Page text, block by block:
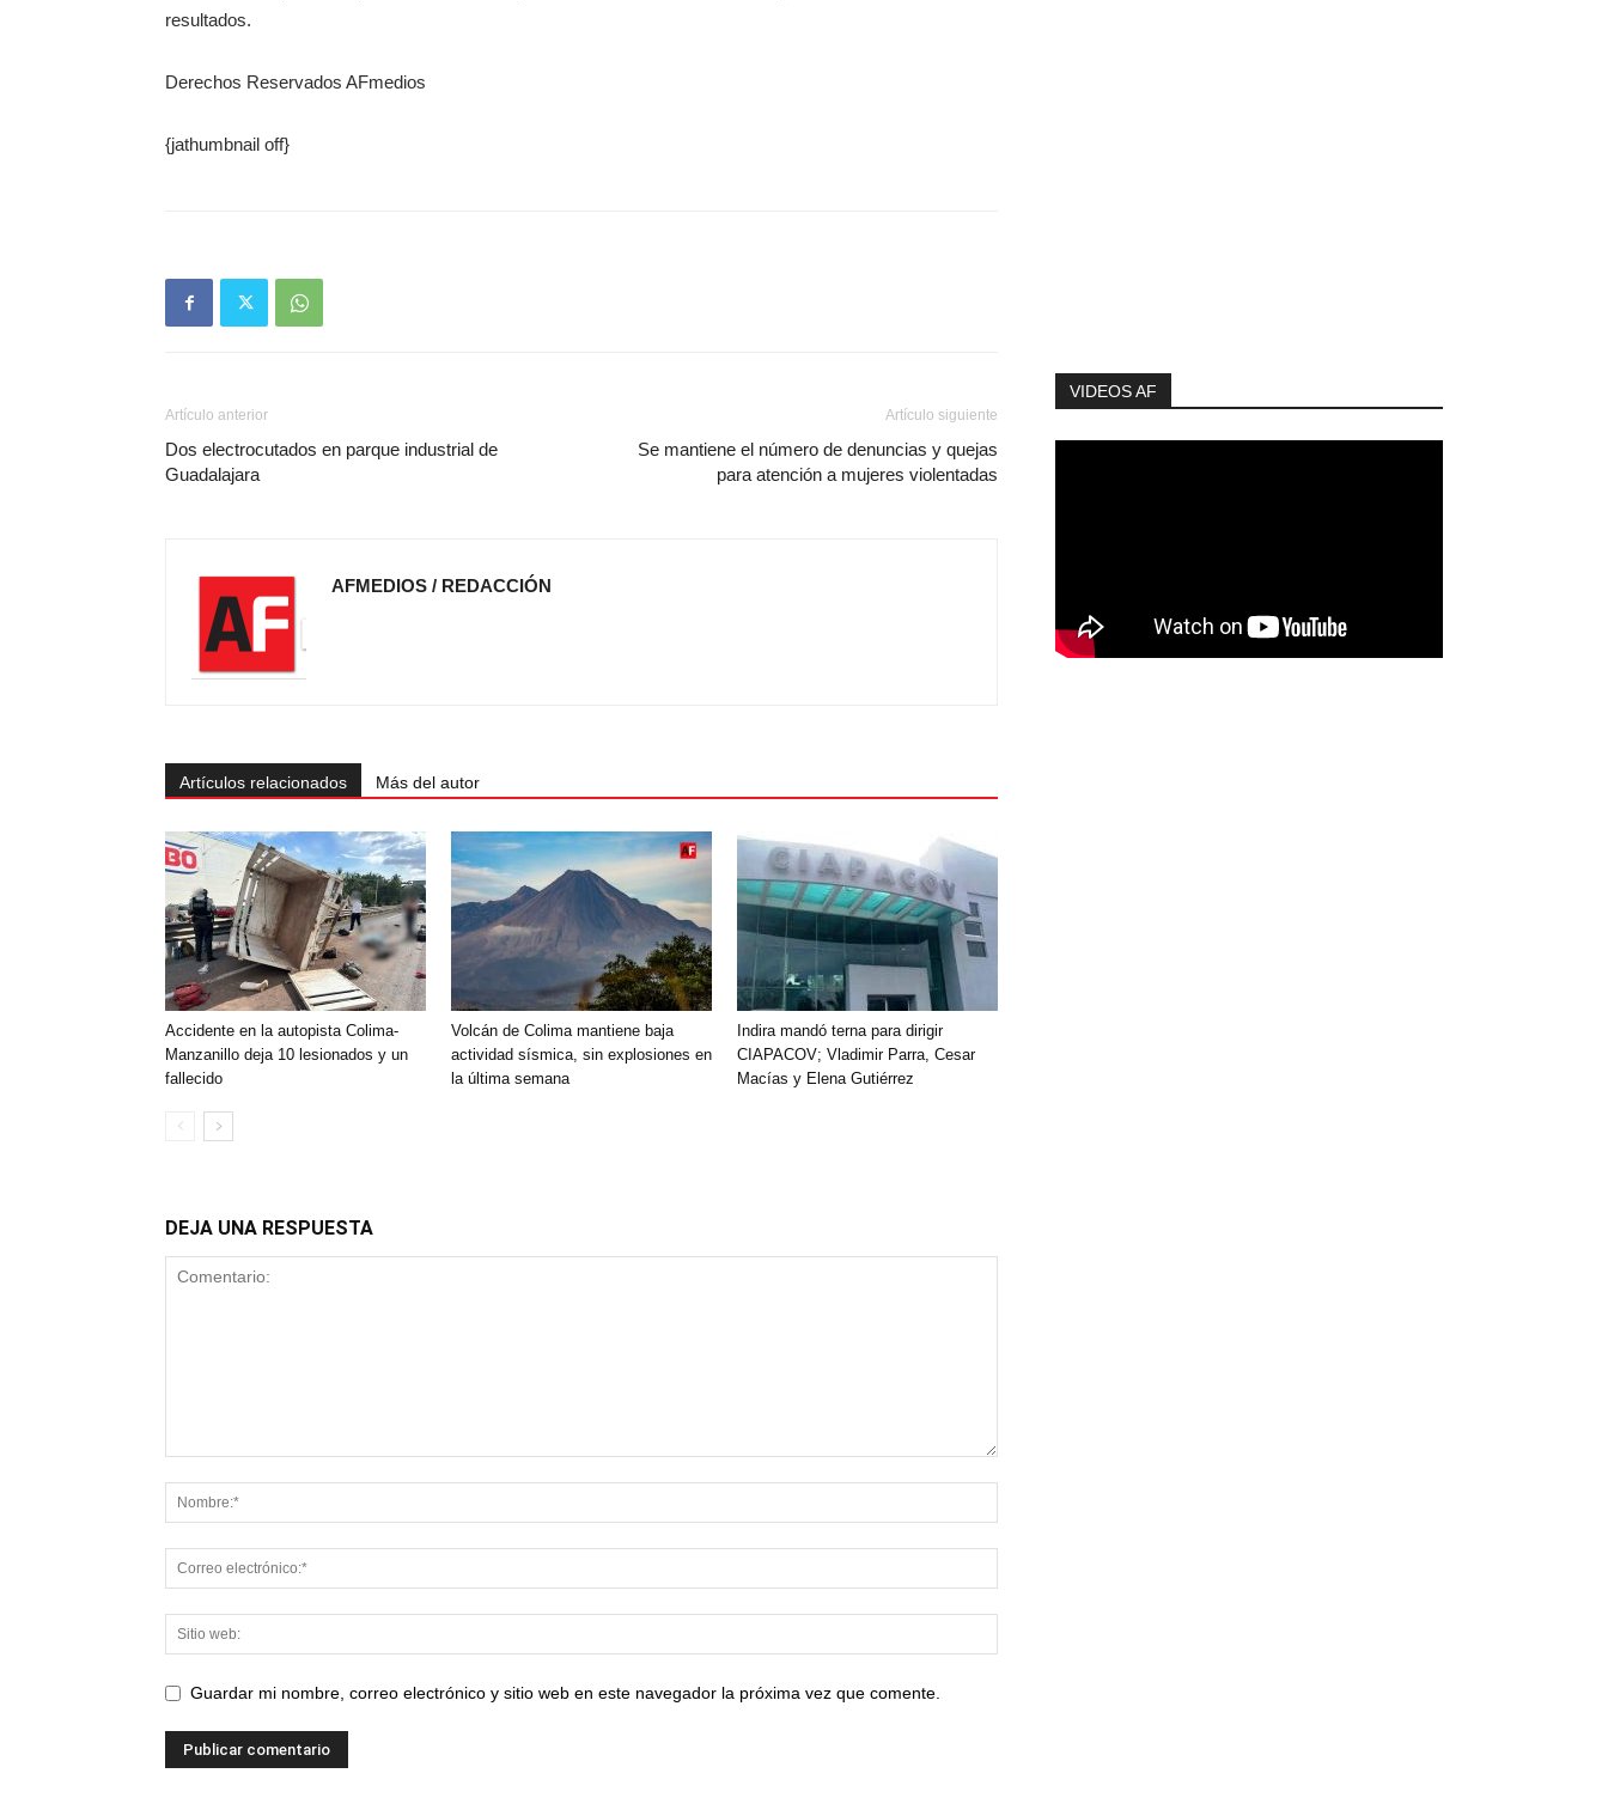
resultados.
Derechos Reservados AFmedios
{jathumbnail off}
Artículo anterior
Dos electrocutados en parque industrial de
Guadalajara
Artículo siguiente
Se mantiene el número de denuncias y quejas
para atención a mujeres violentadas
AFMEDIOS / REDACCIÓN
Artículos relacionados Más del autor
Accidente en la autopista Colima-
Manzanillo deja 10 lesionados y un
fallecido
Volcán de Colima mantiene baja
actividad sísmica, sin explosiones en
la última semana
Indira mandó terna para dirigir
CIAPACOV; Vladimir Parra, Cesar
Macías y Elena Gutiérrez
DEJA UNA RESPUESTA
Guardar mi nombre, correo electrónico y sitio web en este navegador la próxima vez que comente.
VIDEOS AF